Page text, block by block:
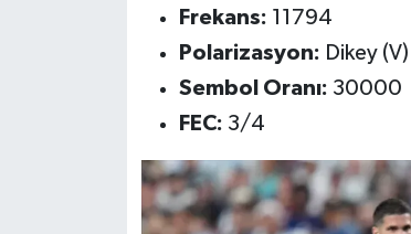
Frekans: 11794
Polarizasyon: Dikey (V)
Sembol Oranı: 30000
FEC: 3/4